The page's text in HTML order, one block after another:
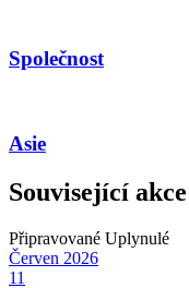
Společnost
Asie
Související akce
Připravované Uplynulé
Červen 2026
11